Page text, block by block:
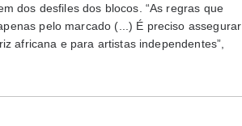
dos desfiles dos blocos. “As regras que
pelo marcado (...) É preciso assegurar
africana e para artistas independentes”,